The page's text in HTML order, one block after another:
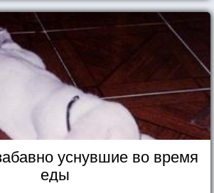
уснувшие во время
еды